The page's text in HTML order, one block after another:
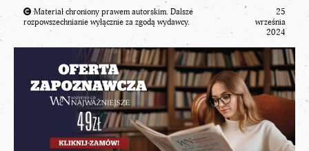
Materiał chroniony prawem autorskim. Dalsze
rozpowszechnianie wyłącznie za zgodą wydawcy.
25
września
2024